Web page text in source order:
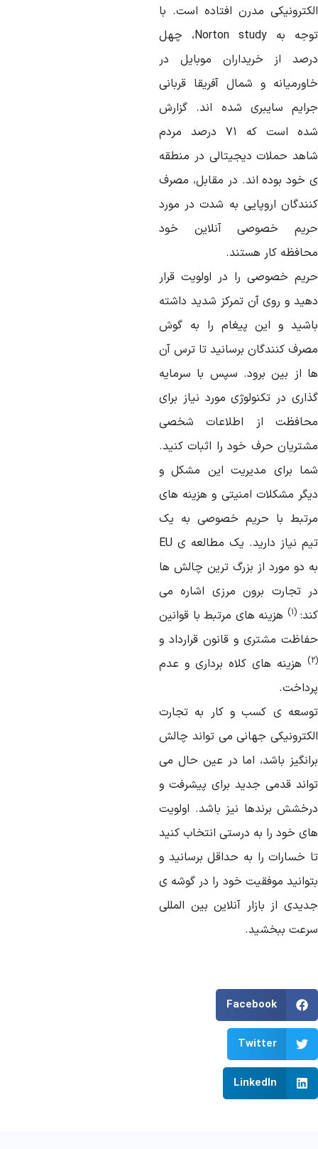
مدرن افتاده است. با
توجه به Norton study، چهل
از خریداران موبایل در
و شمال آفریقا قربانی
سایبری شده اند. گزارش
شده است که ۷۱ درصد مردم
حملات دیجیتالی در منطقه
خود بوده اند. در مقابل، مصرف
اروپایی به شدت در مورد
خصوصی آنلاین خود
کار هستند.
خصوصی را در اولویت قرار
و روی آن تمرکز شدید داشته
و این پیغام را به گوش
کنندگان برسانید تا ترس آن
از بین برود. سپس با سرمایه
در تکنولوژی مورد نیاز برای
از اطلاعات شخصی
حرف خود را اثبات کنید.
برای مدیریت این مشکل و
مشکلات امنیتی و هزینه های
با حریم خصوصی به یک
تیم نیاز دارید. یک مطالعه ی EU
دو مورد از بزرگ ترین چالش ها
تجارت برون مرزی اشاره می
( ۱) هزینه های مرتبط با قوانین
مشتری و قانون قرارداد و
هزینه های کلاه برداری و عدم
ی کسب و کار به تجارت
جهانی می تواند چالش
باشد، اما در عین حال می
قدمی جدید برای پیشرفت و
برندها نیز باشد. اولویت
خود را به درستی انتخاب کنید
خسارات را به حداقل برسانید و
موفقیت خود را در گوشه ی
از بازار آنلاین بین المللی
ببخشید.
Facebook
Twitter
LinkedIn